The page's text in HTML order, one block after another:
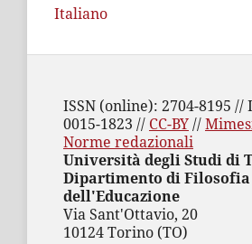
Italiano
ISSN (online): 2704-8195 //
0015-1823 // CC-BY//
Norme redazionali
Università degli Studi di
Dipartimento di Filosofia
dell'Educazione
Via Sant'Ottavio, 20
10124 Torino (TO)